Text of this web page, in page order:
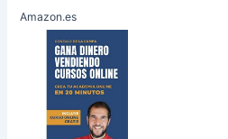
Amazon.es